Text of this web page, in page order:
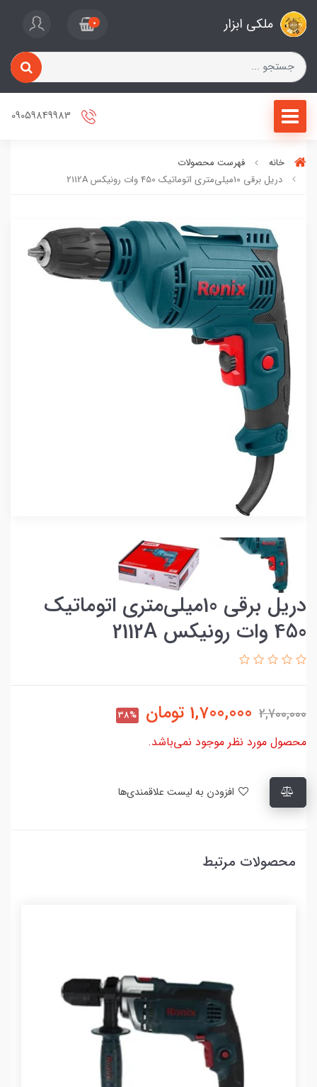
ملکی ابزار 0
خانه
فهرست محصولات
دریل برقی 10میلی‌متری اتوماتیک 450 وات رونیکس 2112A
دریل برقی 10میلی‌متری اتوماتیک
450 وات رونیکس 2112A
2,700,000
1,700,000 تومان 38%
محصول مورد نظر موجود نمی‌باشد.
محصولات مرتبط